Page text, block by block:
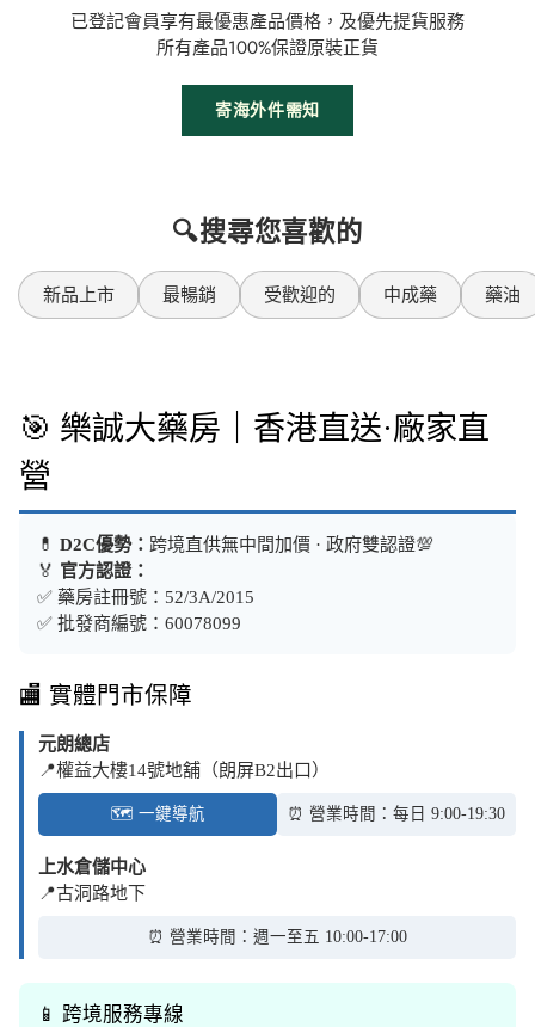
已登記會員享有最優惠產品價格，及優先提貨服務
所有產品100%保證原裝正貨
寄海外件需知
🔍搜尋您喜歡的
新品上市 最暢銷 受歡迎的 中成藥 藥油
🎯 樂誠大藥房｜香港直送·廠家直
營
💊 D2C優勢： 跨境直供無中間加價 · 政府雙認證💯
🏅 官方認證：
✅ 藥房註冊號：52/3A/2015
✅ 批發商編號：60078099
🏬 實體門市保障
元朗總店
📍權益大樓14號地舖（朗屏B2出口）
🗺️ 一鍵導航 ⏰ 營業時間：每日 9:00-19:30
上水倉儲中心
📍古洞路地下
⏰ 營業時間：週一至五 10:00-17:00
📱 跨境服務專線